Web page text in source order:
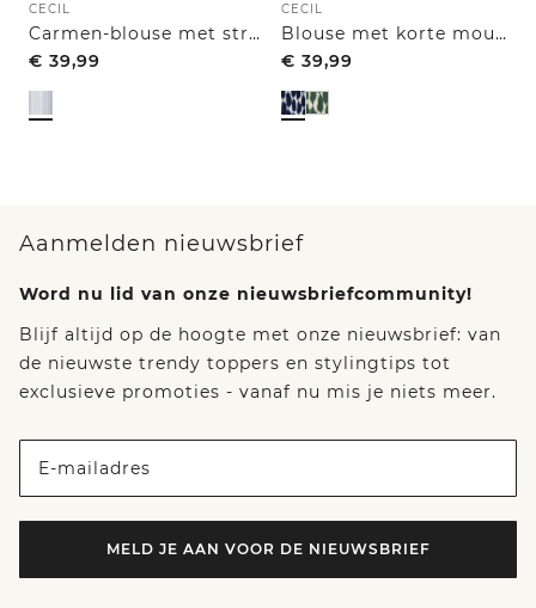
CECIL
Carmen-blouse met streepjespatroon
€ 39,99
CECIL
Blouse met korte mouwen, ronde hals en print
€ 39,99
Aanmelden nieuwsbrief
Word nu lid van onze nieuwsbriefcommunity!
Blijf altijd op de hoogte met onze nieuwsbrief: van
de nieuwste trendy toppers en stylingtips tot
exclusieve promoties - vanaf nu mis je niets meer.
E-mailadres
MELD JE AAN VOOR DE NIEUWSBRIEF